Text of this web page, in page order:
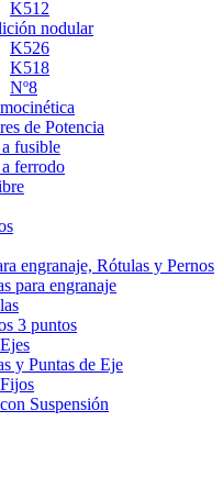
K512
nodular
K526
K518
Nº8
de Potencia
fusible
ferrodo
engranaje, Rótulas y Pernos
para engranaje
3 puntos
y Puntas de Eje
Suspensión